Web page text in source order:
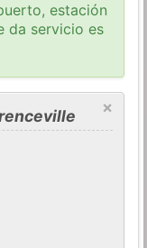
estación
da servicio es
×